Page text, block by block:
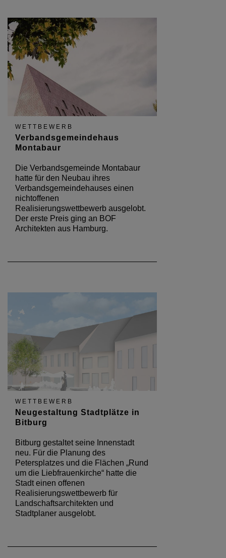
WETTBEWERB
Verbandsgemeindehaus
Montabaur
Die Verbandsgemeinde Montabaur
hatte für den Neubau ihres
Verbandsgemeindehauses einen
nichtoffenen
Realisierungswettbewerb ausgelobt.
Der erste Preis ging an BOF
Architekten aus Hamburg.
WETTBEWERB
Neugestaltung Stadtplätze in
Bitburg
Bitburg gestaltet seine Innenstadt
neu. Für die Planung des
Petersplatzes und die Flächen „Rund
um die Liebfrauenkirche“ hatte die
Stadt einen offenen
Realisierungswettbewerb für
Landschaftsarchitekten und
Stadtplaner ausgelobt.